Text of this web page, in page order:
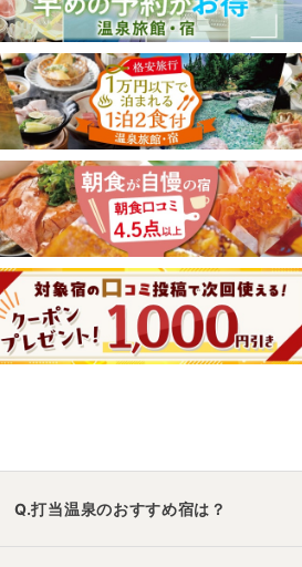
Q.打当温泉のおすすめ宿は？